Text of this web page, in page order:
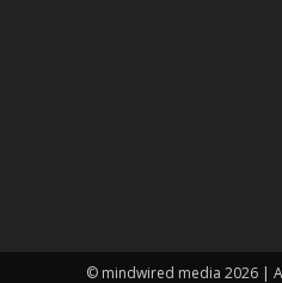
© mindwired media 2026 |